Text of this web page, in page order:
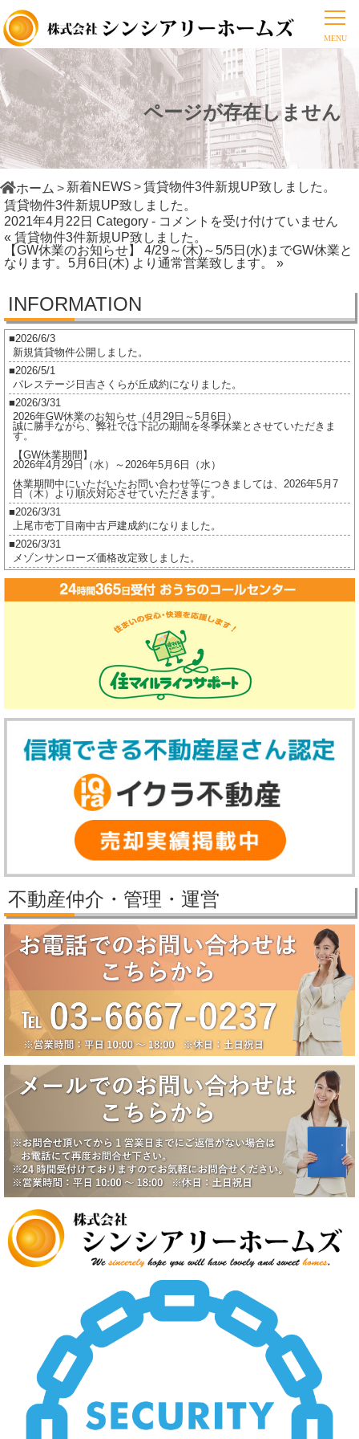
ページが存在しません
ホーム 新着NEWS
賃貸物件3件新規UP致しました。
賃貸物件3件新規UP致しました。
2021年4月22日 Category - 賃
貸
物
件
致
し
ま
た。
は
コメントを受け付けていません
« 賃貸物件3件新規UP致しました。
【GW休業のお知らせ】 4/29～(木)～5/5日(水)までGW休業と
なります。5月6日(木) より通常営業致します。 »
INFORMATION
2026/6/3
新規賃貸物件公開しました。
2026/5/1
パレステージ日吉さくらが丘成約になりました。
2026/3/31
2026年GW休業のお知らせ（4月29日～5月6日）
誠に勝手ながら、弊社では下記の期間を冬季休業とさせていただきま
す。
【GW休業期間】
2026年4月29日（水）～2026年5月6日（水）
休業期間中にいただいたお問い合わせ等につきましては、2026年5月7
日（木）より順次対応させていただきます。
2026/3/31
上尾市壱丁目南中古戸建成約になりました。
2026/3/31
メゾンサンローズ価格改定致しました。
2026/3/16
ジオ茅ヶ崎フレシアご成約になりました。
ジオ茅ヶ崎フレシア価格改定しました。
プレイスヴィラ喜多見成約になりました。
賃貸物件公開しました。
2025年冬季休業のお知らせ（12月27日～1月5日）
す。
【冬季休業期間】
休業期間中にいただいたお問い合わせ等につきましては、2026年1月6
日（火）より順次対応させていただきます。
パレステージ日吉さくらが丘価格改定しました。
新規物件公開しました。
2025/9/29
パレステージ日吉さくらが丘価格改定しました。
2025/9/5
賃貸物件公開しました。
2025/8/5
2025年夏季休業のお知らせ（8月10日～8月18日）
誠に勝手ながら、弊社では下記の期間を夏季休業とさせていただきま
す。
【夏季休業期間】
2025年8月10日（日）～2025年8月18日（月）
休業期間中にいただいたお問い合わせ等につきましては、8月19日
（火）より順次対応させていただきます。
2025/6/17
大田区田園調布5丁目戸建成約になりました。
2025/6/17
八潮市南川崎戸建成約になりました。
2025/6/17
一番町シティハウス成約になりました。
2025/6/2
賃貸物件公開しました。
2025/5/19
2025/5/19
田園調布5丁目戸建価格改定
2025/5/19
八潮市南川崎戸建価格改定
いすみ市大原台土地価格改定
新規物件公開しました。
2025/4/2
新規物件公開しました。
2025/3/5
新規物件2件公開しました。
2025/2/21
新規賃貸物件公開致しました。
不動産仲介・管理・運営